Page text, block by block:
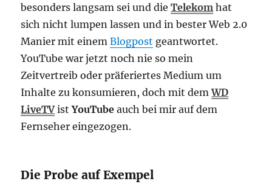
besonders langsam sei und dieTelekom hat
sich nicht lumpen lassen und in bester Web 2.0
Manier mit einemBlogpost geantwortet.
YouTube war jetzt noch nie so mein
Zeitvertreib oder präferiertes Medium um
Inhalte zu konsumieren, doch mit demWD
LiveTVistYouTube auch bei mir auf dem
Fernseher eingezogen.
Die Probe auf Exempel